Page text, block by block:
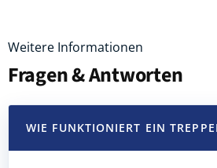
Weitere Informationen
Fragen & Antworten
WIE FUNKTIONIERT EIN